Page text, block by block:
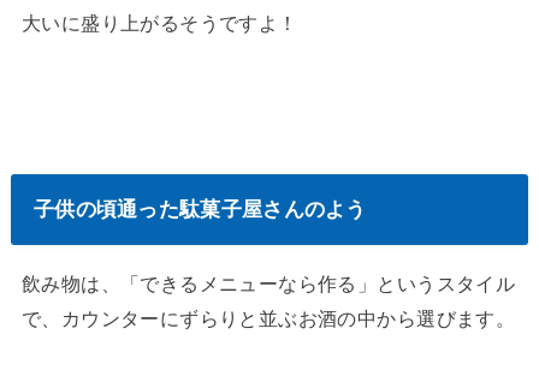
大いに盛り上がるそうですよ！
子供の頃通った駄菓子屋さんのよう
飲み物は、「できるメニューなら作る」というスタイル
で、カウンターにずらりと並ぶお酒の中から選びます。